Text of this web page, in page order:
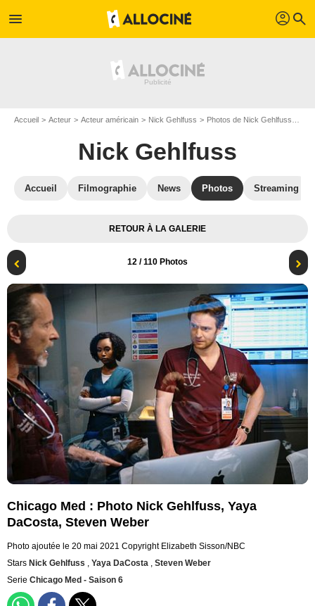
menu profil search
Accueil Acteur Acteur américain Nick Gehlfuss Photos de Nick Gehlfuss
Nick Gehlfuss
Accueil Filmographie News Photos Streaming
RETOUR À LA GALERIE
12 / 110 Photos
Chicago Med : Photo Nick Gehlfuss, Yaya
DaCosta, Steven Weber
Photo ajoutée le 20 mai 2021 Copyright Elizabeth Sisson/NBC
Stars Nick Gehlfuss , Yaya DaCosta , Steven Weber
Serie Chicago Med - Saison 6